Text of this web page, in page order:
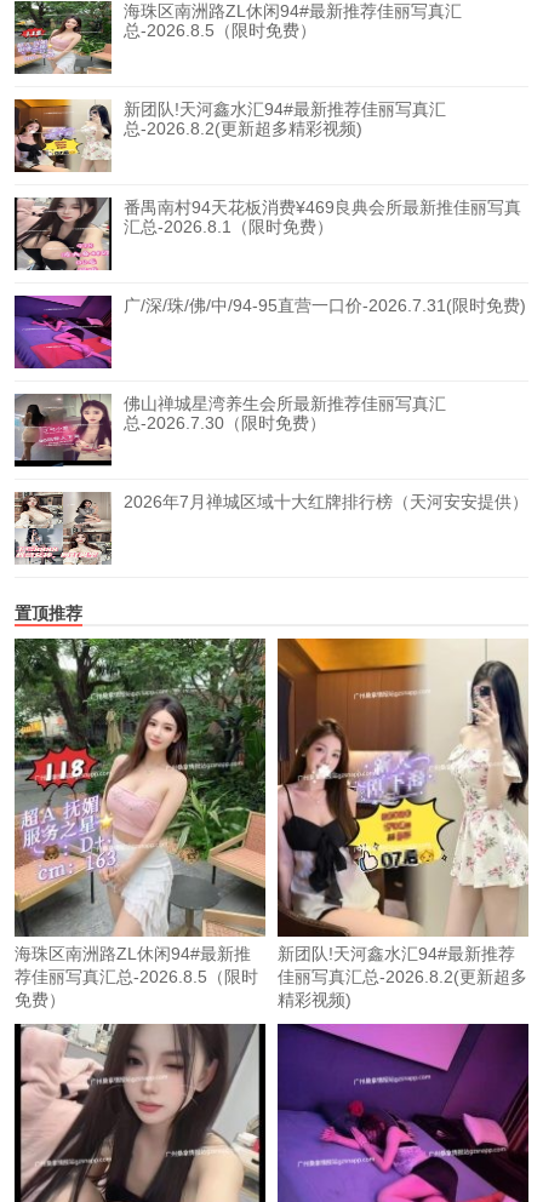
海珠区南洲路ZL休闲94#最新推荐佳丽写真汇
总-2026.8.5（限时免费）
新团队!天河鑫水汇94#最新推荐佳丽写真汇
总-2026.8.2(更新超多精彩视频)
番禺南村94天花板消费¥469良典会所最新推佳丽写真
汇总-2026.8.1（限时免费）
广/深/珠/佛/中/94-95直营一口价-2026.7.31(限时免费)
佛山禅城星湾养生会所最新推荐佳丽写真汇
总-2026.7.30（限时免费）
2026年7月禅城区域十大红牌排行榜（天河安安提供）
置顶推荐
海珠区南洲路ZL休闲94#最新推
荐佳丽写真汇总-2026.8.5（限时
免费）
新团队!天河鑫水汇94#最新推荐
佳丽写真汇总-2026.8.2(更新超多
精彩视频)